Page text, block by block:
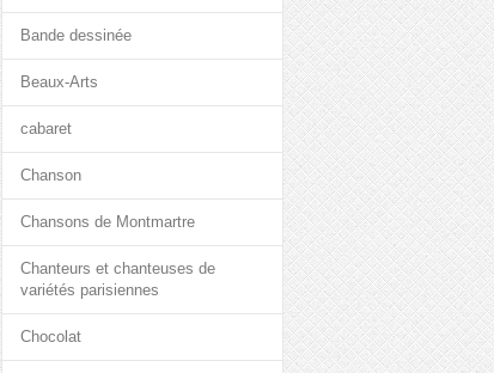
Bande dessinée
Beaux-Arts
cabaret
Chanson
Chansons de Montmartre
Chanteurs et chanteuses de
variétés parisiennes
Chocolat